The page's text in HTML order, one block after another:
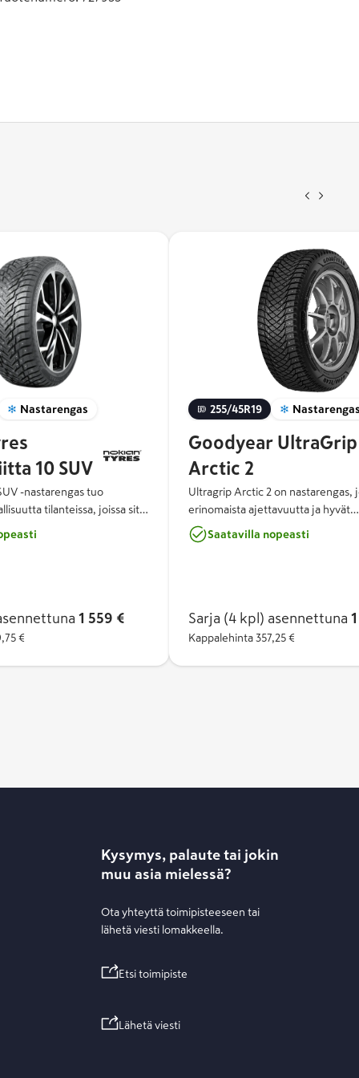
Nastarengas
10 SUV
-nastarengas tuo
tilanteissa, joissa sitä
jäällä ja lumella, sillä
parantavat kiihdytys- ja
mutkissa ja
1 559 €
€
255/45R19
Goodyear UltraGrip
Arctic 2
Ultragrip Arctic 2 on nastarengas,
erinomaista ajettavuutta ja hyvät
jarrutusominaisuudet lumella ja jäällä.
Arctic Eagle Claw -nastan muoto
kiinnipysymistä ja takaa hyvän
renkaan käyttöiän aikana.
Saatavilla nopeasti
Sarja (4 kpl) asennettuna
Kappalehinta 357,25 €
Kysymys, palaute tai jokin
muu asia mielessä?
Ota yhteyttä toimipisteeseen tai
lähetä viesti lomakkeella.
Etsi toimipiste
Lähetä viesti